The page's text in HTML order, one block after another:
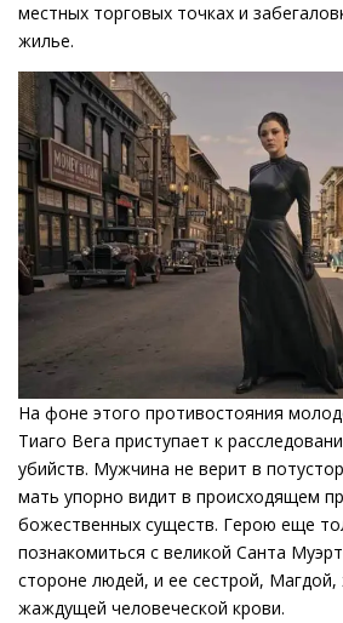
местных торговых точках и
жилье.
На фоне этого противостояния
Тиаго Вега приступает к
убийств. Мужчина не верит в
мать упорно видит в происходящем
божественных существ. Герою еще
познакомиться с великой Санта
стороне людей, и ее сестрой,
жаждущей человеческой крови.